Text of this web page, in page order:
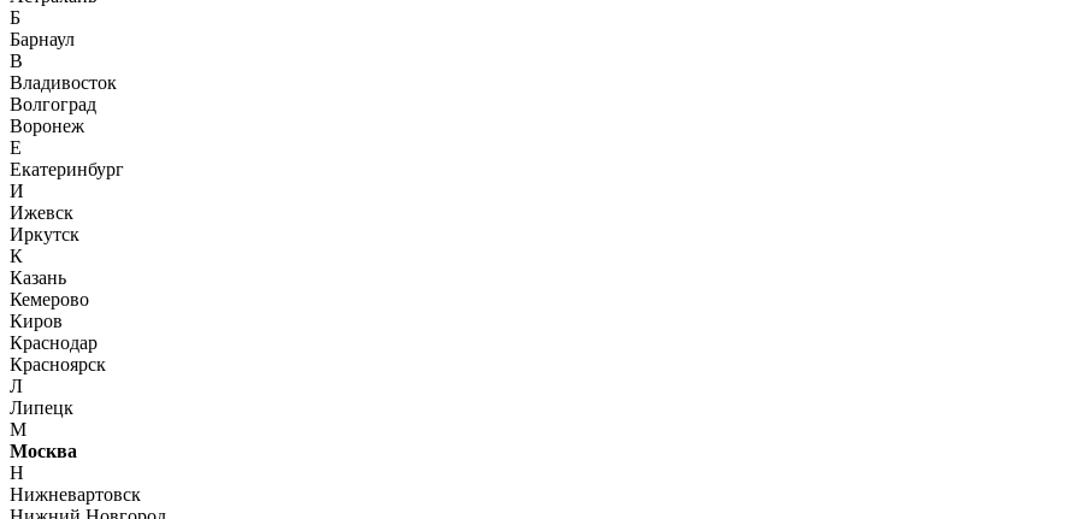
Б
Барнаул
В
Владивосток
Волгоград
Воронеж
Е
Екатеринбург
И
Ижевск
Иркутск
К
Казань
Кемерово
Киров
Краснодар
Красноярск
Л
Липецк
М
Москва
Н
Нижневартовск